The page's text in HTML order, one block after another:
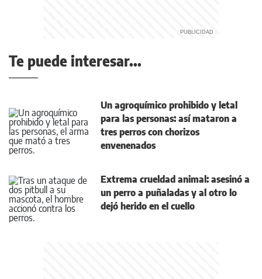
Te puede interesar...
Un agroquímico prohibido y letal
para las personas: así mataron a
tres perros con chorizos
envenenados
Extrema crueldad animal: asesinó a
un perro a puñaladas y al otro lo
dejó herido en el cuello